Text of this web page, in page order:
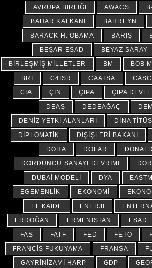
AVRUPA BIRLIĞI
AWACS
BAHAR KALKANI
BAHREYN
BARACK H. OBAMA
BARIŞ
BEŞAR ESAD
BEYAZ SARAY
BIRLEŞMIŞ MILLETLER
BM BOB
BRI
C4ISR CAATSA CASC
CIA
ÇIN ÇIPA ÇIPA
DEAŞ
DEDEAĞAÇ
DENIZ YETKI ALANLARI
DINA TITÜS
DIPLOMATIK
DIŞIŞLERI BAKANI
DOHA
DOLAR
DÖRDÜNCÜ SANAYI DEVRIMI
DUBAI MODELI
DYA
EGEMENLIK
EKONOMI
EL KAIDE
ENERJI
ERDOĞAN
ERMENISTAN ESAD
FAS
FATF FED FETÖ
FRANCIS FUKUYAMA
FRANSA
GAYRINIZAMI HARP
GDP